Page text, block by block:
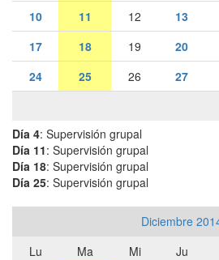
10
11 12 13
17
18 19 20
24
25 26 27
Día 4: Supervisión grupal
Día 11: Supervisión grupal
Día 18: Supervisión grupal
Día 25: Supervisión grupal
Diciembre
Lu
Ma Mi Ju